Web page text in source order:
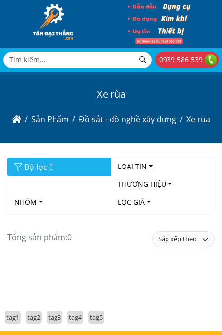
0939 586 539
Xe rùa
Sản Phẩm Đồ sắt - đồ nghề xây dựng Xe rùa
Bộ lọc
LOẠI TIN
THƯƠNG HIỆU
NHÓM
LỌC GIÁ
Tổng sản phẩm:0
tag1 tag2 tag3 tag4 tag5